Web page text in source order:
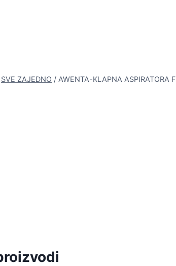
SVE ZAJEDNO / AWENTA-KLAPNA ASPIRATORA